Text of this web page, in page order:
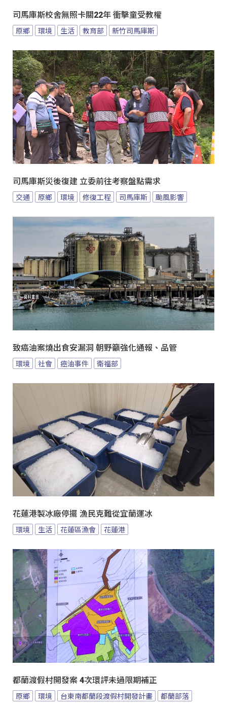
司馬庫斯校舍無照卡關22年 衝擊童受教權
原鄉 環境 生活 教育部 新竹司馬庫斯
司馬庫斯災後復建 立委前往考察盤點需求
交通 原鄉 環境 修復工程 司馬庫斯 颱風影響
致癌油案燒出食安漏洞 朝野籲強化通報、品管
環境 社會 癌油事件 衛福部
花蓮港製冰廠停擺 漁民克難從宜蘭運冰
環境 生活 花蓮區漁會 花蓮港
都蘭渡假村開發案 4次環評未過限期補正
原鄉 環境 台東南都蘭段渡假村開發計畫 都蘭部落